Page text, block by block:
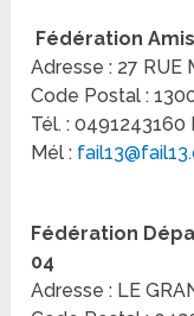
Fédération
Adresse : 27 RUE
Code Postal :
Tél. : 0491243160
Mél :
Fédération
04
Adresse : LE